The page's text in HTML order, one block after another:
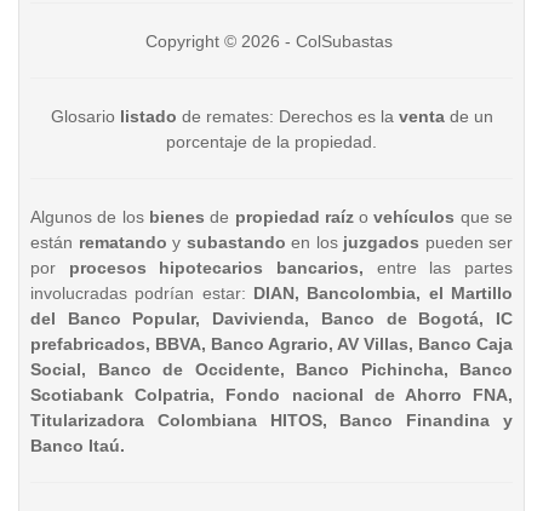
Copyright © 2026 - ColSubastas
Glosario listado de remates: Derechos es la ventade un
porcentaje de la propiedad.
Algunos de los bienesde propiedad raízo vehículos que se
están rematando y subastando en los juzgados pueden ser
por procesos hipotecarios bancarios, entre las partes
involucradas podrían estar: DIAN, Bancolombia, el Martillo
del Banco Popular, Davivienda, Banco de Bogotá, IC
prefabricados, BBVA, Banco Agrario, AV Villas, Banco Caja
Social, Banco de Occidente, Banco Pichincha, Banco
Scotiabank Colpatria, Fondo nacional de Ahorro FNA,
Titularizadora Colombiana HITOS, Banco Finandina y
Banco Itaú.